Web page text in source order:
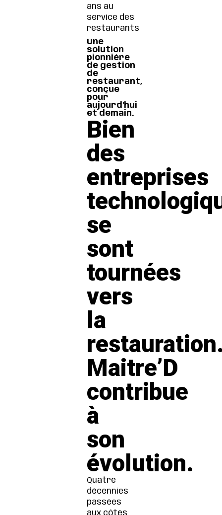
ans au
service des
restaurants
Une
solution
pionnière
de gestion
de
restaurant,
conçue
pour
aujourd’hui
et demain.
Bien
des
entreprises
se
sont
tournées
vers
la
Maitre’D
contribue
à
son
évolution.
Quatre
décennies
passées